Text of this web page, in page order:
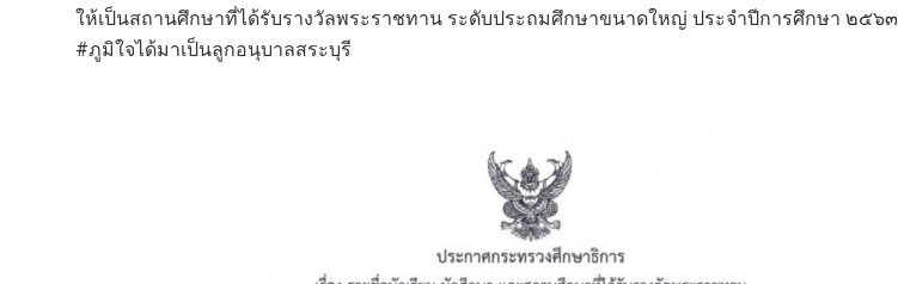
ให้เป็นสถานศึกษาที่ได้รับรางวัลพระราชทาน ระดับประถมศึกษาขนาดใหญ่ ประจำปีการศึกษา ๒๕๖๓
#ภูมิใจได้มาเป็นลูกอนุบาลสระบุรี